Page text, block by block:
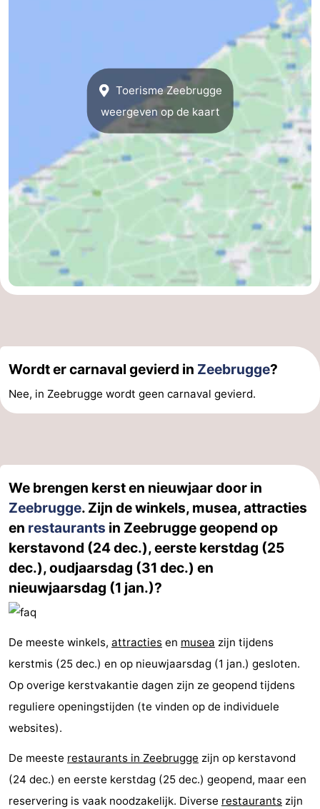
Toerisme Zeebrugge
weergeven op de kaart
Wordt er carnaval gevierd in Zeebrugge?
Nee, in Zeebrugge wordt geen carnaval gevierd.
We brengen kerst en nieuwjaar door in
Zeebrugge. Zijn de winkels, musea, attracties
en restaurants in Zeebrugge geopend op
kerstavond (24 dec.), eerste kerstdag (25
dec.), oudjaarsdag (31 dec.) en
nieuwjaarsdag (1 jan.)?
De meeste winkels, attracties en musea zijn tijdens
kerstmis (25 dec.) en op nieuwjaarsdag (1 jan.) gesloten.
Op overige kerstvakantie dagen zijn ze geopend tijdens
reguliere openingstijden (te vinden op de individuele
websites).
De meeste restaurants in Zeebrugge zijn op kerstavond
(24 dec.) en eerste kerstdag (25 dec.) geopend, maar een
reservering is vaak noodzakelijk. Diverse restaurants zijn